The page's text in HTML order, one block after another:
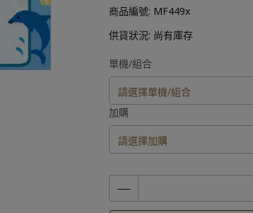
商品編號: MF449x
供貨狀況: 尚有庫存
單機/組合
加購